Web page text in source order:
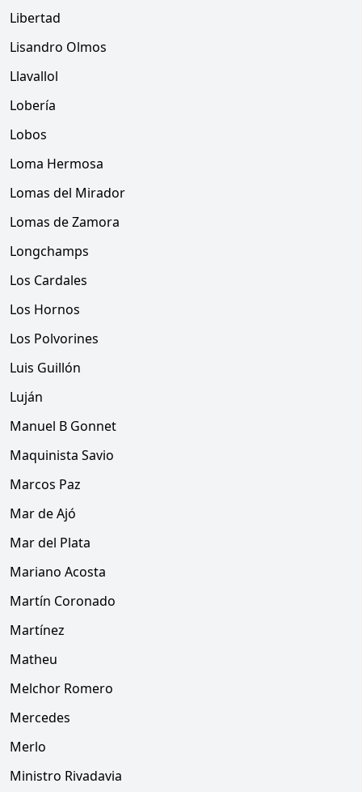
Libertad
Lisandro Olmos
Llavallol
Lobería
Lobos
Loma Hermosa
Lomas del Mirador
Lomas de Zamora
Longchamps
Los Cardales
Los Hornos
Los Polvorines
Luis Guillón
Luján
Manuel B Gonnet
Maquinista Savio
Marcos Paz
Mar de Ajó
Mar del Plata
Mariano Acosta
Martín Coronado
Martínez
Matheu
Melchor Romero
Mercedes
Merlo
Ministro Rivadavia